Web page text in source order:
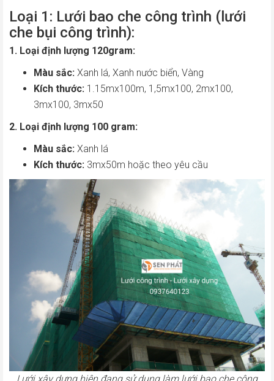
Loại 1: Lưới bao che công trình (lưới
che bụi công trình):
1. Loại định lượng 120gram:
Màu sắc: Xanh lá, Xanh nước biển, Vàng
Kích thước: 1.15mx100m, 1,5mx100, 2mx100,
3mx100, 3mx50
2. Loại định lượng 100 gram:
Màu sắc: Xanh lá
Kích thước: 3mx50m hoặc theo yêu cầu
Lưới xây dựng hiện đang sử dụng làm lưới bao che công